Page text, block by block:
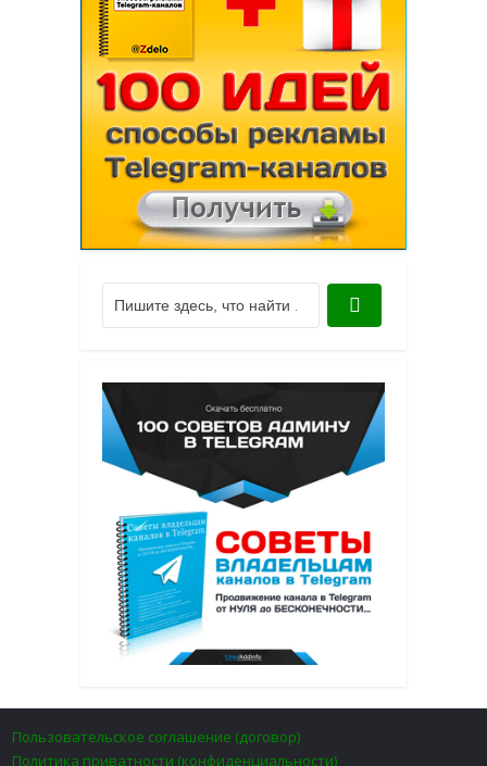
Пользовательское соглашение (договор)
Политика приватности (конфиденциальности)